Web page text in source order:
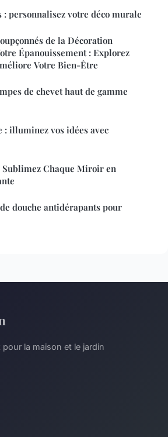
: personnalisez votre déco murale
de la Décoration
Épanouissement : Explorez
Votre Bien-Être
de chevet haut de gamme
: illuminez vos idées avec
Sublimez Chaque Miroir en
douche antidérapants pour
la maison et le jardin